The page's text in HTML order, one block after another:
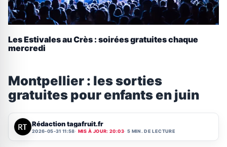
Les Estivales au Crès : soirées gratuites chaque
mercredi
Montpellier : les sorties
gratuites pour enfants en juin
Rédaction tagafruit.fr
2026-05-31 11:58 MIS À JOUR: 20:03 5 MIN. DE LECTURE